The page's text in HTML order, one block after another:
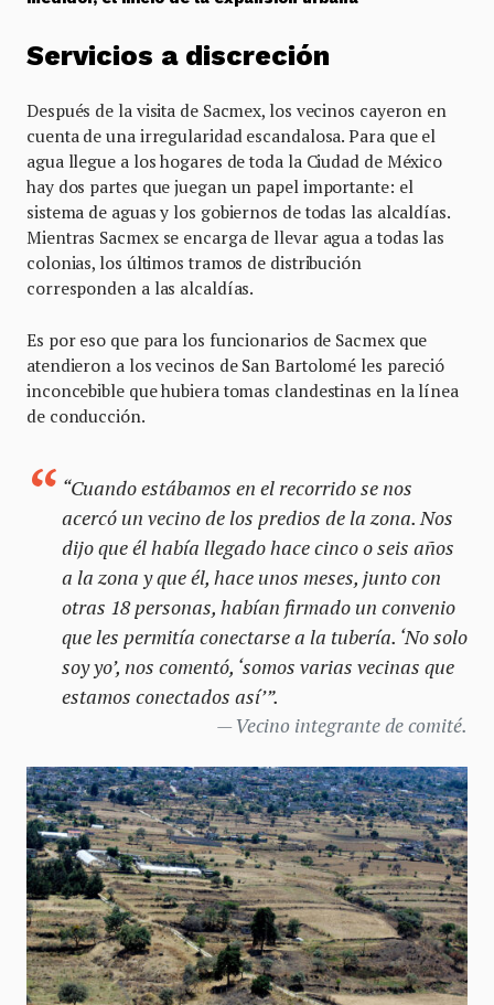
Servicios a discreción
Después de la visita de Sacmex, los vecinos cayeron en
cuenta de una irregularidad escandalosa. Para que el
agua llegue a los hogares de toda la Ciudad de México
hay dos partes que juegan un papel importante: el
sistema de aguas y los gobiernos de todas las alcaldías.
Mientras Sacmex se encarga de llevar agua a todas las
colonias, los últimos tramos de distribución
corresponden a las alcaldías.
Es por eso que para los funcionarios de Sacmex que
atendieron a los vecinos de San Bartolomé les pareció
inconcebible que hubiera tomas clandestinas en la línea
de conducción.
“Cuando estábamos en el recorrido se nos
acercó un vecino de los predios de la zona. Nos
dijo que él había llegado hace cinco o seis años
a la zona y que él, hace unos meses, junto con
otras 18 personas, habían firmado un convenio
que les permitía conectarse a la tubería. ‘No solo
soy yo’, nos comentó, ‘somos varias vecinas que
estamos conectados así’”.
Vecino integrante de comité.